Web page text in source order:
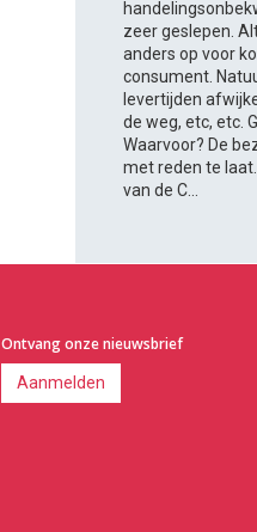
zeer geslepen.
anders op voor
consument.
levertijden
de weg, etc, etc.
Waarvoor? De
met reden te
van de C...
Ontvang onze nieuwsbrief
Aanmelden